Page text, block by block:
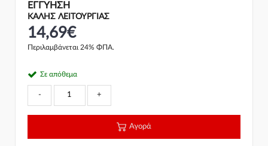
ΕΓΓΎΗΣΗ
ΚΑΛΗΣ ΛΕΙΤΟΥΡΓΙΑΣ
14,69€
Περιλαμβάνεται 24% ΦΠΑ.
Σε απόθεμα
- +
Αγορά